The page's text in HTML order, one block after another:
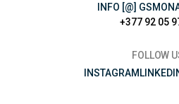
INFO [@]
+377 92 05
FOLLOW
INSTAGRAM